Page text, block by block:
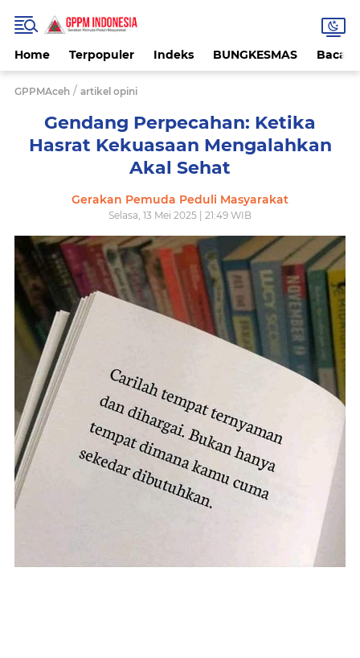
Home Terpopuler Indeks BUNGKESMAS
GPPMAceh / artikel opini
Gendang Perpecahan: Ketika
Hasrat Kekuasaan Mengalahkan
Akal Sehat
Gerakan Pemuda Peduli Masyarakat
Selasa, 13 Mei 2025 | 21:49 WIB